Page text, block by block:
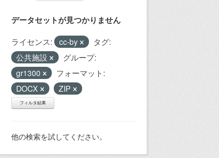
データセットが見つかりません
ライセンス: cc-by
タグ:
公共施設
グループ:
gr1300
フォーマット:
DOCX
ZIP
フィルタ結果
他の検索を試してください。